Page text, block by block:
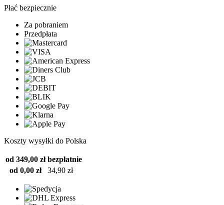
Płać bezpiecznie
Za pobraniem
Przedpłata
Koszty wysyłki do Polska
od 349,00 zł bezpłatnie
od 0,00 zł
34,90 zł